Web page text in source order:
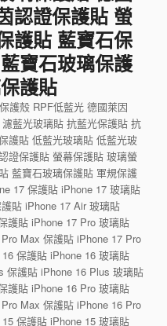
認證保護貼 螢
護貼 藍寶石保
寶石玻璃保護
護貼
護殼 RPF低藍光 德國萊因
藍光玻璃貼 抗藍光保護貼 抗
護貼 低藍光玻璃貼 低藍光玻
證保護貼 螢幕保護貼 玻璃螢
藍寶石玻璃保護貼 軍規保護
17 保護貼 iPhone 17 玻璃貼
貼 iPhone 17 Air 玻璃貼
護貼 iPhone 17 Pro 玻璃貼
Max 保護貼 iPhone 17 Pro
保護貼 iPhone 16 玻璃貼
保護貼 iPhone 16 Plus 玻璃貼
護貼 iPhone 16 Pro 玻璃貼
Max 保護貼 iPhone 16 Pro
保護貼 iPhone 15 玻璃貼